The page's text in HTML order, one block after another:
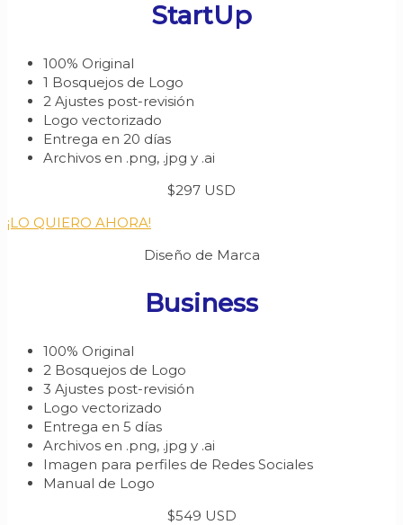
StartUp
100% Original
1 Bosquejos de Logo
2 Ajustes post-revisión
Logo vectorizado
Entrega en 20 días
Archivos en .png, .jpg y .ai
$297 USD
¡LO QUIERO AHORA!
Diseño de Marca
Business
100% Original
2 Bosquejos de Logo
3 Ajustes post-revisión
Logo vectorizado
Entrega en 5 días
Archivos en .png, .jpg y .ai
Imagen para perfiles de Redes Sociales
Manual de Logo
$549 USD